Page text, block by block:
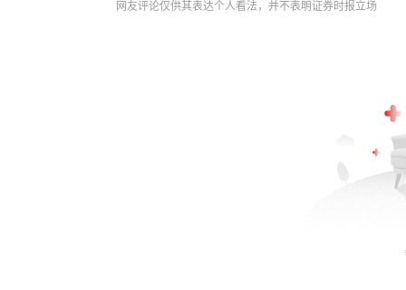
网友评论仅供其表达个人看法，并不表明证券时报立场